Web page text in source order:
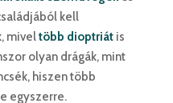
kell
miveltöbb dioptriátis
olyan drágák, mint
hiszen több
egyszerre.